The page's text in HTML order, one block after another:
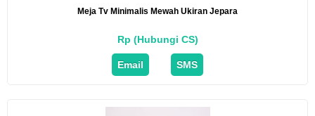
Meja Tv Minimalis Mewah Ukiran Jepara
Rp (Hubungi CS)
Email SMS